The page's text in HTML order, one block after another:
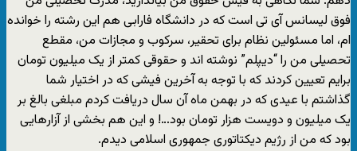
فوق لیسانس آی تی است که در دانشگاه فارابی هم این رشته را خوانده
ام، اما مسئولین نظام برای تحقیر، سرکوب و مجازات من، مقطع
تحصیلی من را “دیپلم” نوشته اند و حقوقی کمتر از یک میلیون تومان
برایم تعیین کردند که با توجه به آخرین فیشی که در اختیار شما
گذاشتم با عیدی که در بهمن ماه آن سال دریافت کردم مبلغی بالغ بر
یک میلیون و دویست هزار تومان بود…! و این هم بخشی از آزارهایی
بود که من از رژیم دیکتاتوری جمهوری اسلامی دیدم.